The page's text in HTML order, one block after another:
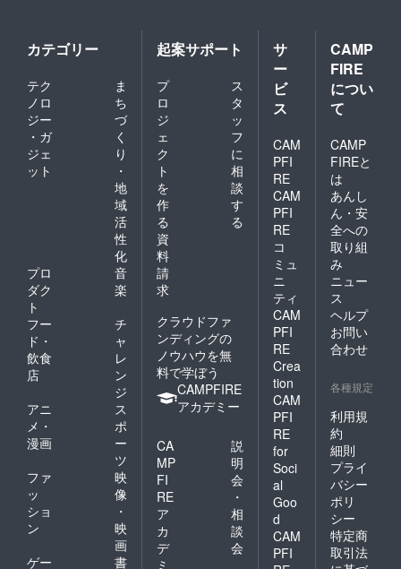
カテゴリー
テク
ノロ
ジー
・ガ
ジェ
ット
ま
ち
づ
く
り
・
地
域
活
性
化
プロ
ダク
ト
音
楽
フー
ド・
飲食
店
チ
ャ
レ
ン
ジ
アニ
メ・
漫画
ス
ポ
ー
ツ
ファ
ッ
ショ
ン
映
像
・
映
画
ゲー
書
起案サポート
プ
ロ
ジ
ェ
ク
ト
を
作
る
ス
タ
ッ
フ
に
相
談
す
る
資
料
請
求
クラウドファ
ンディングの
ノウハウを無
料で学ぼう
CAMPFIRE
アカデミー
CA
MP
FI
RE
ア
カ
デ
ミ
説
明
会
・
相
談
会
サ
ー
ビ
ス
CAM
PFI
RE
CAM
PFI
RE
コ
ミュ
ニ
ティ
CAM
PFI
RE
Crea
tion
CAM
PFI
RE
for
Soci
al
Goo
d
CAM
PFI
CAMP
FIRE
につい
て
CAMP
FIREと
は
あんし
ん・安
全への
取り組
み
ニュー
ス
ヘルプ
お問い
合わせ
各種規定
利用規
約
細則
プライ
バシー
ポリ
シー
特定商
取引法